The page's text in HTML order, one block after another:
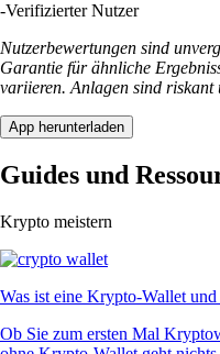
-Verifizierter Nutzer
Nutzerbewertungen sind
Garantie für ähnliche
variieren. Anlagen sind riskant
App herunterladen
Guides und
Krypto meistern
Was ist eine Krypto-Wallet
Ob Sie zum ersten Mal